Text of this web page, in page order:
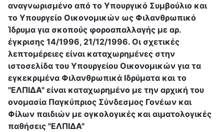
αναγνωρισμένο από το Υπουργικό Συμβούλιο και
το Υπουργείο Οικονομικών ως Φιλανθρωπικό
Ίδρυμα για σκοπούς φοροαπαλλαγής με αρ.
έγκρισης 14/1996, 21/12/1996. Οι σχετικές
λεπτομέρειες είναι καταχωρημένες στην
ιστοσελίδα του Υπουργείου Οικονομικών για τα
εγκεκριμένα Φιλανθρωπικά Ιδρύματα και το
"ΕΛΠΙΔΑ" είναι καταχωρημένο με την αρχική του
ονομασία Παγκύπριος Σύνδεσμος Γονέων και
Φίλων παιδιών με ογκολογικές και αιματολογικές
παθήσεις "ΕΛΠΙΔΑ"